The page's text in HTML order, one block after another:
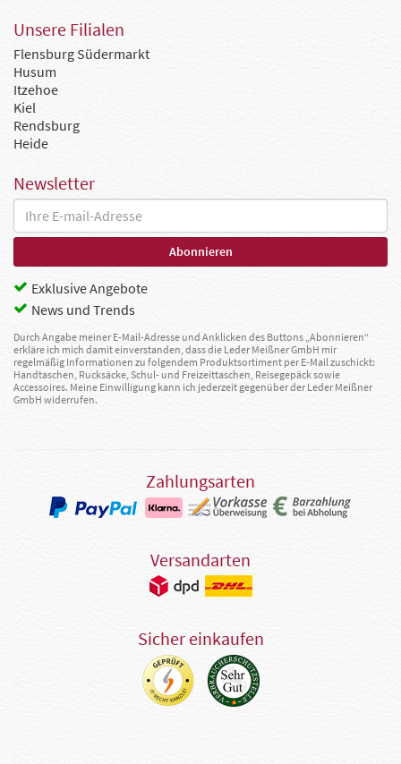
Unsere Filialen
Flensburg Südermarkt
Husum
Itzehoe
Kiel
Rendsburg
Heide
Newsletter
Exklusive Angebote
News und Trends
Durch Angabe meiner E-Mail-Adresse und Anklicken des Buttons „Abonnieren“
erkläre ich mich damit einverstanden, dass die Leder Meißner GmbH mir
regelmäßig Informationen zu folgendem Produktsortiment per E-Mail zuschickt:
Handtaschen, Rucksäcke, Schul- und Freizeittaschen, Reisegepäck sowie
Accessoires. Meine Einwilligung kann ich jederzeit gegenüber der Leder Meißner
GmbH widerrufen.
Zahlungsarten
Versandarten
Sicher einkaufen